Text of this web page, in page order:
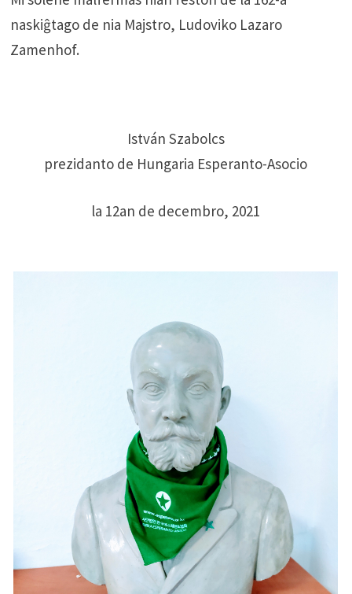
naskiĝtago de nia Majstro, Ludoviko Lazaro
Zamenhof.
István Szabolcs
prezidanto de Hungaria Esperanto-Asocio
la 12an de decembro, 2021